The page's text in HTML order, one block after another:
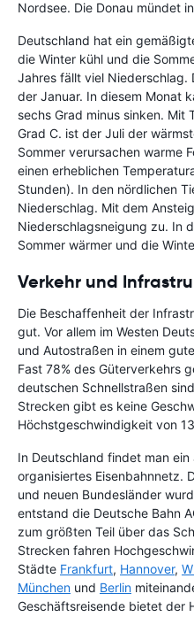
Nordsee. Die Donau mündet
Deutschland hat ein
die Winter kühl und die
Jahres fällt viel Niederschlag.
der Januar. In diesem Monat
sechs Grad minus sinken. Mit
Grad C. ist der Juli der
Sommer verursachen warme
einen erheblichen
Stunden). In den nördlichen
Niederschlag. Mit dem
Niederschlagsneigung zu. In
Sommer wärmer und die
Verkehr und
Die Beschaffenheit der
gut. Vor allem im Westen
und Autostraßen in einem
Fast 78% des Güterverkehrs
deutschen Schnellstraßen
Strecken gibt es keine
Höchstgeschwindigkeit von
In Deutschland findet man
organisiertes Eisenbahnnetz.
und neuen Bundesländer
entstand die Deutsche Bahn
zum größten Teil über das
Strecken fahren
Städte Frankfurt, Hannover,
München und Berlin
Geschäftsreisende bietet der